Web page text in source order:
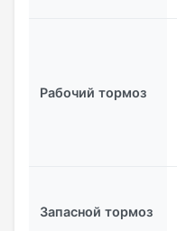
Рабочий тормоз
Запасной тормоз